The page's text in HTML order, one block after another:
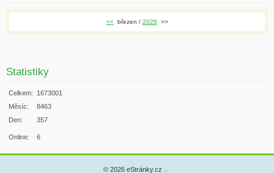
<< březen / 2026 >>
Statistiky
Online: 6
Celkem:
1673001
Měsíc:
8463
Den:
357
© 2026 eStránky.cz